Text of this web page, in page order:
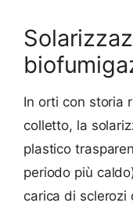
In orti con storia
colletto, la
plastico
periodo più
carica di sclerozi